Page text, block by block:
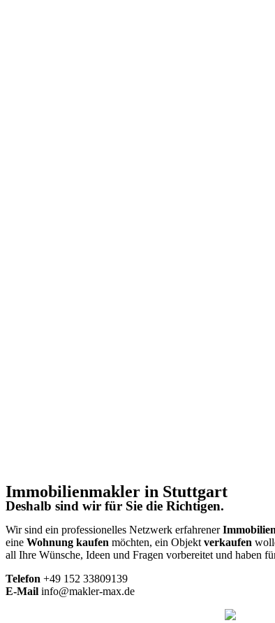
Immobilienmakler in Stuttgart
Deshalb sind wir für Sie die Richtigen.
Wir sind ein professionelles Netzwerk erfahrener
eine Wohnung kaufen möchten, ein Objekt verkaufen
all Ihre Wünsche, Ideen und Fragen vorbereitet und haben
Telefon +49 152 33809139
E-Mail info@makler-max.de